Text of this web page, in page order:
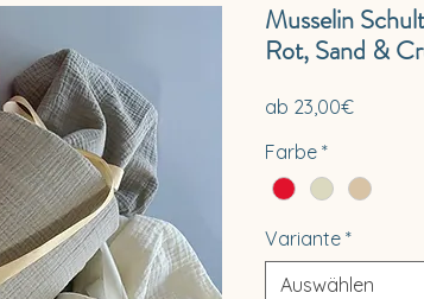
Musselin
Rot, Sand &
ab 23,00€Sale-
Farbe *
Variante *
Auswählen